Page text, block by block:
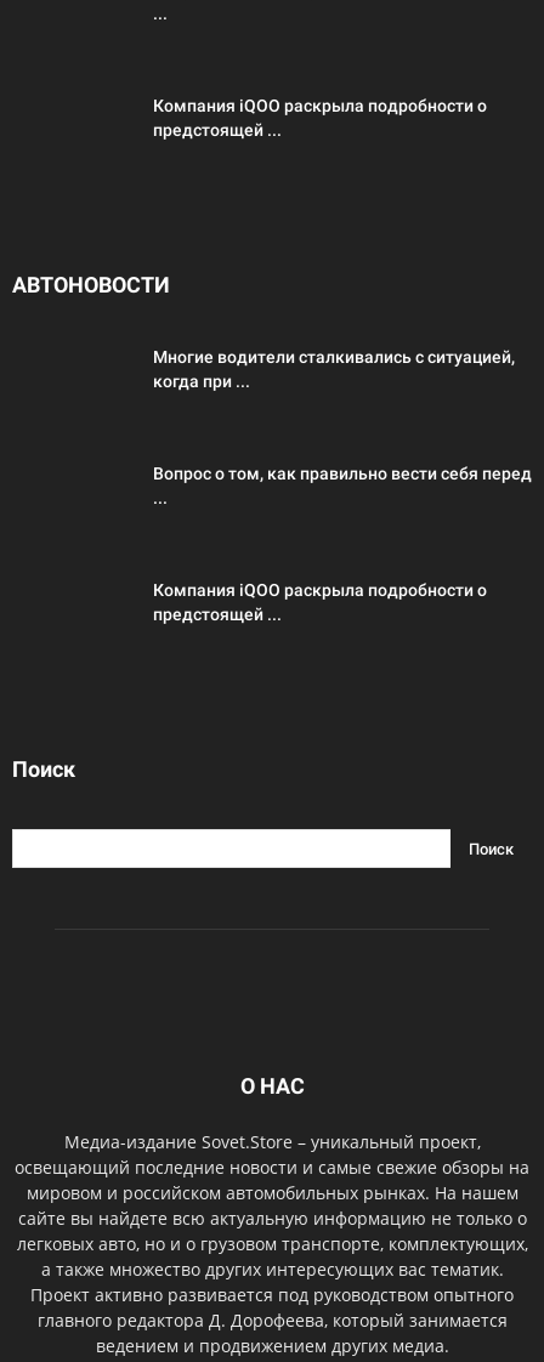
...
Компания iQOO раскрыла подробности о
предстоящей ...
АВТОНОВОСТИ
Многие водители сталкивались с ситуацией,
когда при ...
Вопрос о том, как правильно вести себя перед
...
Компания iQOO раскрыла подробности о
предстоящей ...
Поиск
О НАС
Медиа-издание Sovet.Store – уникальный проект,
освещающий последние новости и самые свежие обзоры на
мировом и российском автомобильных рынках. На нашем
сайте вы найдете всю актуальную информацию не только о
легковых авто, но и о грузовом транспорте, комплектующих,
а также множество других интересующих вас тематик.
Проект активно развивается под руководством опытного
главного редактора Д. Дорофеева, который занимается
ведением и продвижением других медиа.